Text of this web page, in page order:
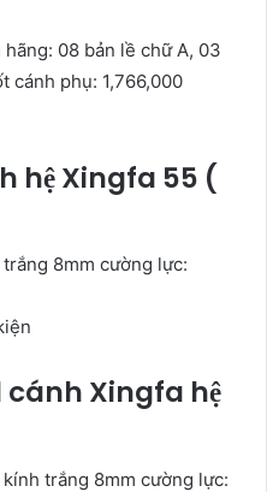
08 bản lề chữ A, 03
cánh phụ: 1,766,000
hệ Xingfa 55 (
8mm cường lực:
cánh Xingfa hệ
trắng 8mm cường lực: